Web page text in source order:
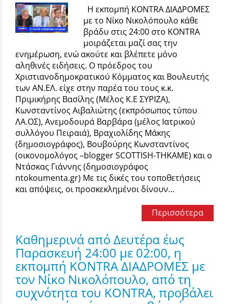
Η εκπομπή KONTRA ΔΙΑΔΡΟΜΕΣ
με το Νίκο Νικολόπουλο κάθε
βράδυ στις 24:00 στο KONTRA
μοιράζεται μαζί σας την
ενημέρωση, ενώ ακούτε και βλέπετε μόνο
αληθινές ειδήσεις. Ο πρόεδρος του
Χριστιανοδημοκρατικού Κόμματος και Βουλευτής
των ΑΝ.ΕΛ. είχε στην παρέα του τους κ.κ.
Πριμικήρης Βασίλης (Μέλος Κ.Ε ΣΥΡΙΖΑ),
Κωνσταντίνος Αιβαλιώτης (εκπρόσωπος τύπου
ΛΑ.ΟΣ), Ανεμοδουρά Βαρβάρα (μέλος Ιατρικού
συλλόγου Πειραιά), Βραχιολίδης Μάκης
(δημοσιογράφος), Βουβούρης Κωνσταντίνος
(οικονομολόγος –blogger SCOTTISH-ΤΗΚΑΜΕ) και ο
Ντάσκας Γιάννης (δημοσιογράφος
ntokoumenta.gr) Με τις δικές του τοποθετήσεις
και απόψεις, οι προσκεκλημένοι δίνουν...
Περισσότερα
Καθημερινά από Δευτέρα έως
Παρασκευή 24:00 με 02:00, η
εκπομπή KONTRA ΔΙΑΔΡΟΜΕΣ με
τον Νίκο Νικολόπουλο, από τη
συχνότητα του KONTRA, προβάλει